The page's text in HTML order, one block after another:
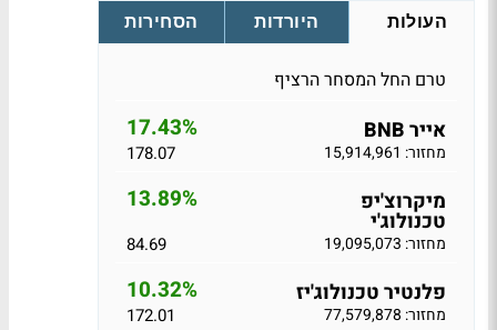
העולות היורדות הסחירות
טרם החל המסחר הרציף
אייר BNB 17.43%
מחזור: 15,914,961 178.07
מיקרוצ'יפ
טכנולוג'י
13.89%
מחזור: 19,095,073 84.69
פלנטיר טכנולוג'יז 10.32%
מחזור: 77,579,878 172.01